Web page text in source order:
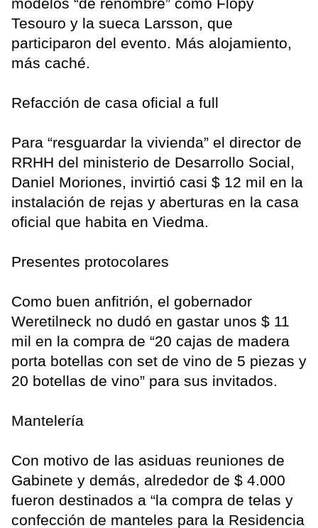
modelos “de renombre” como Flopy
Tesouro y la sueca Larsson, que
participaron del evento. Más alojamiento,
más caché.
Refacción de casa oficial a full
Para “resguardar la vivienda” el director de
RRHH del ministerio de Desarrollo Social,
Daniel Moriones, invirtió casi $ 12 mil en la
instalación de rejas y aberturas en la casa
oficial que habita en Viedma.
Presentes protocolares
Como buen anfitrión, el gobernador
Weretilneck no dudó en gastar unos $ 11
mil en la compra de “20 cajas de madera
porta botellas con set de vino de 5 piezas y
20 botellas de vino” para sus invitados.
Mantelería
Con motivo de las asiduas reuniones de
Gabinete y demás, alrededor de $ 4.000
fueron destinados a “la compra de telas y
confección de manteles para la Residencia